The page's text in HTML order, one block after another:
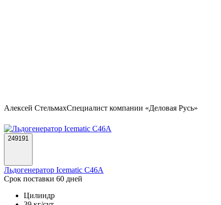
Алексей СтельмахСпециалист компании «Деловая Русь»
249191
Льдогенератор Icematic C46A
Срок поставки 60 дней
Цилиндр